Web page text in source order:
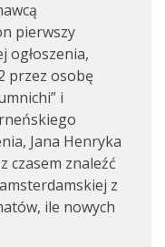
pierwszy
ogłoszenia,
przez osobę
i
Jana Henryka
czasem znaleźć
z
ile nowych